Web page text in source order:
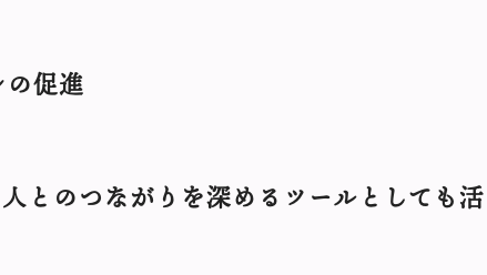
の促進
とのつながりを深めるツールとしても活